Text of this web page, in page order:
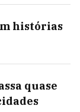
histórias
quase